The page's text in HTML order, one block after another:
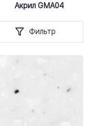
Акрил GMA04
Фильтр